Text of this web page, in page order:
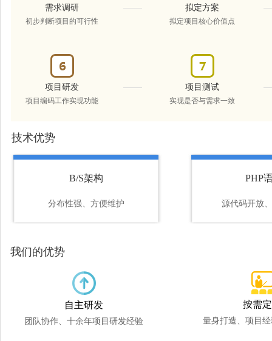
需求调研
初步判断项目的可行性
拟定方案
拟定项目核心价值点
项目研发
项目编码工作实现功能
项目测试
实现是否与需求一致
技术优势
B/S架构
分布性强、方便维护
PHP
源代码开放
我们的优势
自主研发
团队协作、十余年项目研发经验
按需
量身打造、项目